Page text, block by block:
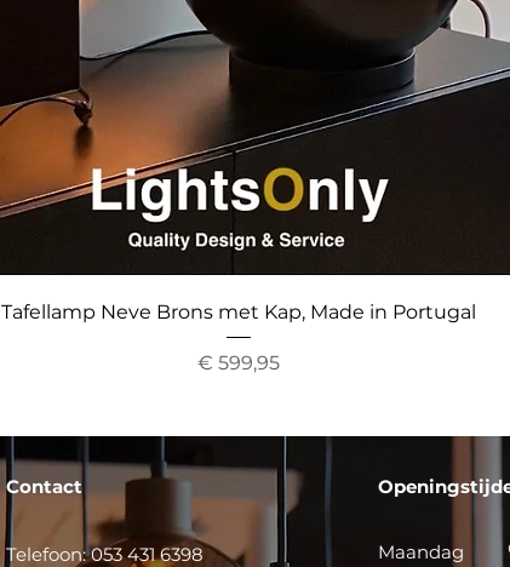
Snel overzicht
Tafellamp Neve Brons met Kap, Made in Portugal
Prijs
€ 599,95
Contact
Telefoon: 053 431 6398
Maandag